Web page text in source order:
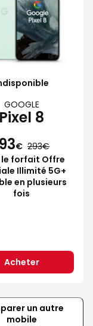
GOOGLE
Pixel 8
€ 293
le forfait Offre
Illimité 5G+
en plusieurs
fois
Acheter
un autre
mobile